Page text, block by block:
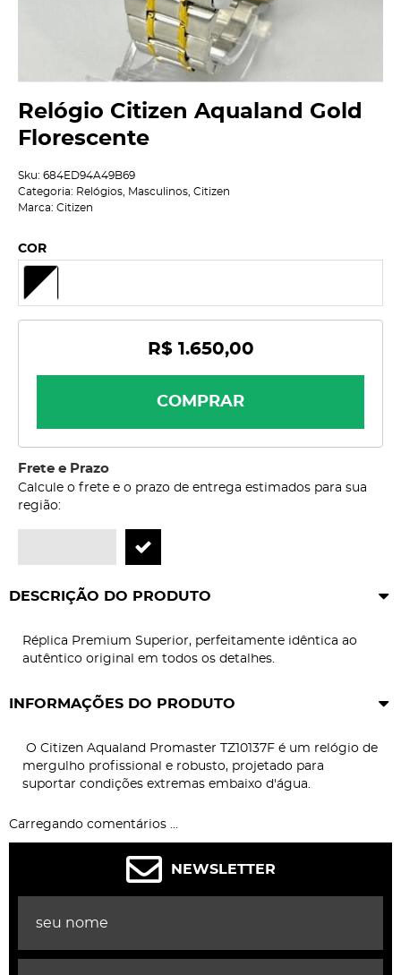
Relógio Citizen Aqualand Gold
Florescente
Sku: 684ED94A49B69
Categoria: Relógios Masculinos Citizen
Marca: Citizen
COR
R$ 1.650,00
COMPRAR
Frete e Prazo
Calcule o frete e o prazo de entrega estimados para sua
região:
DESCRIÇÃO DO PRODUTO
Réplica Premium Superior, perfeitamente idêntica ao
autêntico original em todos os detalhes.
INFORMAÇÕES DO PRODUTO
O Citizen Aqualand Promaster TZ10137F é um relógio de
mergulho profissional e robusto, projetado para
suportar condições extremas embaixo d'água.
Carregando comentários ...
NEWSLETTER